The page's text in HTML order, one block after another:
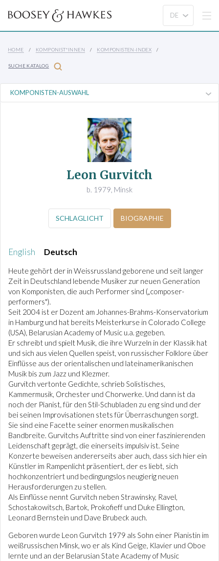
HOME KOMPONIST*INNEN KOMPONISTEN-INDEX
SUCHE KATALOG
Leon Gurvitch
b. 1979, Minsk
SCHLAGLICHT BIOGRAPHIE
English Deutsch
Heute gehört der in Weissrussland geborene und seit langer
Zeit in Deutschland lebende Musiker zur neuen Generation
von Komponisten, die auch Performer sind („composer-
performers").
Seit 2004 ist er Dozent am Johannes-Brahms-Konservatorium
in Hamburg und hat bereits Meisterkurse in Colorado College
(USA), Belarusian Academy of Music u.a. gegeben.
Er schreibt und spielt Musik, die ihre Wurzeln in der Klassik hat
und sich aus vielen Quellen speist, von russischer Folklore über
Einflüsse aus der orientalischen und lateinamerikanischen
Musik bis zum Jazz und Klezmer.
Gurvitch vertonte Gedichte, schrieb Solistisches,
Kammermusik, Orchester und Chorwerke. Und dann ist da
noch der Pianist, für den Stil-Schubladen zu eng sind und der
bei seinen Improvisationen stets für Überraschungen sorgt.
Sie sind eine Facette seiner enormen musikalischen
Bandbreite. Gurvitchs Auftritte sind von einer faszinierenden
Leidenschaft geprägt, die einerseits impulsiv ist. Seine
Konzerte beweisen andererseits aber auch, dass sich hier ein
Künstler im Rampenlicht präsentiert, der es liebt, sich
hochkonzentriert und bedingungslos neugierig neuen
Herausforderungen zu stellen.
Als Einflüsse nennt Gurvitch neben Strawinsky, Ravel,
Schostakowitsch, Bartok, Prokofieff und Duke Ellington,
Leonard Bernstein und Dave Brubeck auch.
Geboren wurde Leon Gurvitch 1979 als Sohn einer Pianistin im
weißrussischen Minsk, wo er als Kind Geige, Klavier und Oboe
lernte und an der Belarusian State Academy of Music